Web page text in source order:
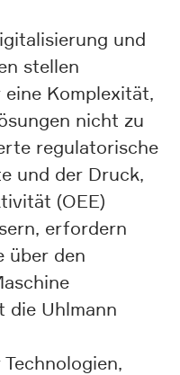
und
stellen
Komplexität,
nicht zu
regulatorische
und der Druck,
(OEE)
erfordern
über den
die Uhlmann